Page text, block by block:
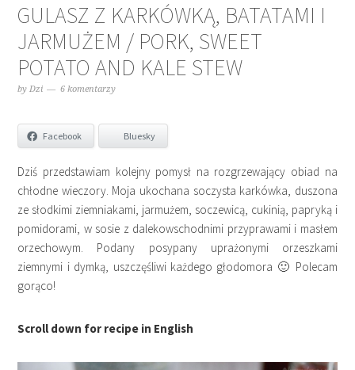
GULASZ Z KARKÓWKĄ, BATATAMI I
JARMUŻEM / PORK, SWEET
POTATO AND KALE STEW
byDzi 6 komentarzy
Facebook Bluesky
Dziś przedstawiam kolejny pomysł na rozgrzewający obiad na
chłodne wieczory. Moja ukochana soczysta karkówka, duszona
ze słodkimi ziemniakami, jarmużem, soczewicą, cukinią, papryką i
pomidorami, w sosie z dalekowschodnimi przyprawami i masłem
orzechowym. Podany posypany uprażonymi orzeszkami
ziemnymi i dymką, uszczęśliwi każdego głodomora 🙂 Polecam
gorąco!
Scroll down for recipe in English